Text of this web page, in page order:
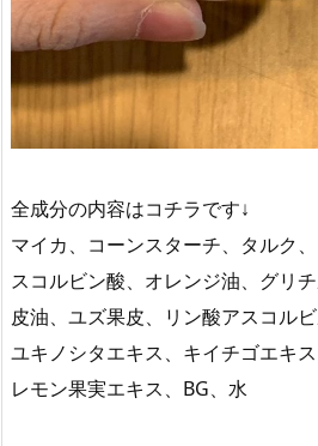
全成分の内容はコチラです↓
マイカ、コーンスターチ、タルク
スコルビン酸、オレンジ油、グリ
皮油、ユズ果皮、リン酸アスコル
ユキノシタエキス、キイチゴエキス
レモン果実エキス、BG、水